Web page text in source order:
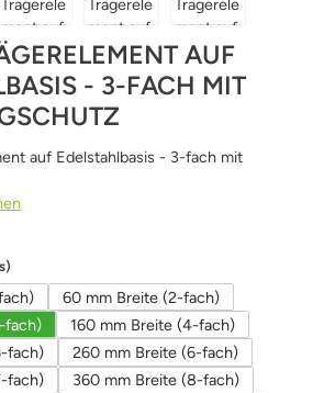
AUF
- 3-FACH MIT
auf Edelstahlbasis - 3-fach mit
60 mm Breite (2-fach)
fach)
160 mm Breite (4-fach)
fach)
260 mm Breite (6-fach)
fach)
360 mm Breite (8-fach)